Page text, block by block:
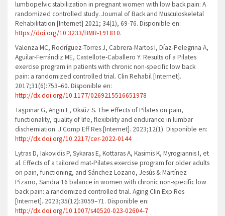
lumbopelvic stabilization in pregnant women with low back pain: A
randomized controlled study. Journal of Back and Musculoskeletal
Rehabilitation [Internet] 2021; 34(1), 69-76. Disponible en:
https://doi.org/10.3233/BMR-191810.
Valenza MC, Rodríguez-Torres J, Cabrera-Martos I, Díaz-Pelegrina A,
Aguilar-Ferrándiz ME, Castellote-Caballero Y. Results of a Pilates
exercise program in patients with chronic non-specific low back
pain: a randomized controlled trial. Clin Rehabil [Internet].
2017;31(6):753–60. Disponible en:
http://dx.doi.org/10.1177/0269215516651978
Taşpınar G, Angın E, Oksüz S. The effects of Pilates on pain,
functionality, quality of life, flexibility and endurance in lumbar
discherniation. J Comp Eff Res [Internet]. 2023;12(1). Disponible en:
http://dx.doi.org/10.2217/cer-2022-0144
Lytras D, Iakovidis P, Sykaras E, Kottaras A, Kasimis K, Myrogiannis I, et
al. Effects of a tailored mat-Pilates exercise program for older adults
on pain, functioning, and Sánchez Lozano, Jesús & Martínez
Pizarro, Sandra 16 balance in women with chronic non-specific low
back pain: a randomized controlled trial. Aging Clin Exp Res
[Internet]. 2023;35(12):3059–71. Disponible en:
http://dx.doi.org/10.1007/s40520-023-02604-7